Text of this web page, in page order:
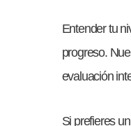
Entender tu
progreso.
evaluación
Si prefieres